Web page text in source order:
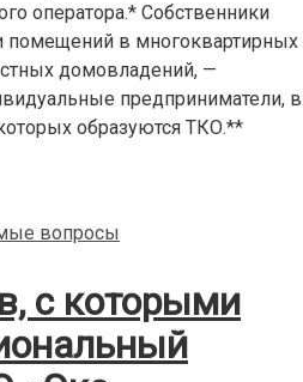
оператора.* Собственники
помещений в многоквартирных
домовладений, —
предприниматели, в
образуются ТКО.**
вопросы
с которыми